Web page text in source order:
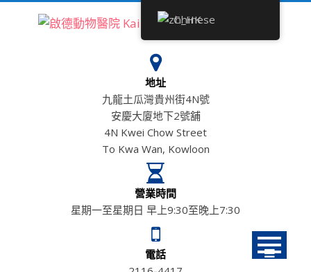
地址
九龍土瓜灣貴州街4N號
安慶大廈地下2號舖
4N Kwei Chow Street
To Kwa Wan, Kowloon
營業時間
星期一至星期日 早上9:30至晚上7:30
電話
Chinese